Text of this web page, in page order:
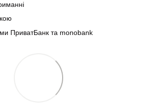
ПриватБанк та monobank